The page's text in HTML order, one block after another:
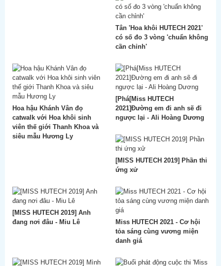
Tân 'Hoa khôi HUTECH 2021'
có số đo 3 vòng 'chuẩn không
cần chỉnh'
Hoa hậu Khánh Vân đọ
catwalk với Hoa khôi sinh
viên thế giới Thanh Khoa và
siêu mẫu Hương Ly
[Phá[Miss HUTECH
2021]Đường em đi anh sẽ đi
ngược lại - Ali Hoàng Dương
[MISS HUTECH 2019] Phần thi
ứng xử
[MISS HUTECH 2019] Anh
đang nơi đâu - Miu Lê
Miss HUTECH 2021 - Cơ hội
tỏa sáng cùng vương miện
danh giá